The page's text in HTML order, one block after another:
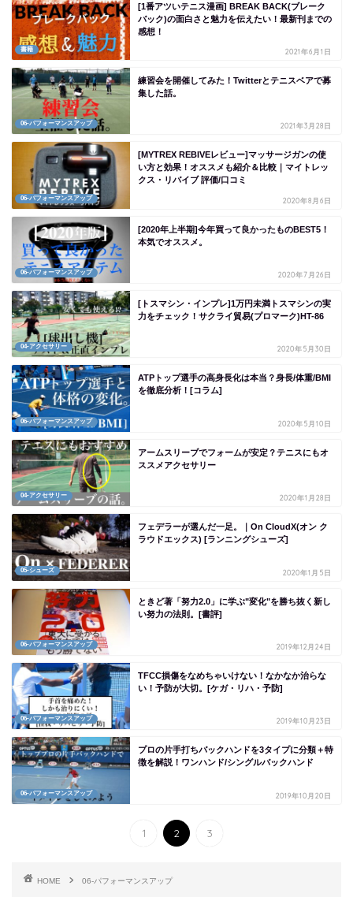
書籍
[1番アツいテニス漫画] BREAK BACK(ブレーク
バック)の面白さと魅力を伝えたい！最新刊までの
感想！
2021年6月1日
06-パフォーマンスアップ
練習会を開催してみた！Twitterとテニスベアで募
集した話。
2021年3月28日
06-パフォーマンスアップ
[MYTREX REBIVEレビュー]マッサージガンの使
い方と効果！オススメも紹介＆比較｜マイトレッ
クス・リバイブ 評価/口コミ
2020年8月6日
06-パフォーマンスアップ
[2020年上半期]今年買って良かったものBEST5！
本気でオススメ。
2020年7月26日
04-アクセサリー
[トスマシン・インプレ]1万円未満トスマシンの実
力をチェック！サクライ貿易(プロマーク)HT-86
2020年5月30日
06-パフォーマンスアップ
ATPトップ選手の高身長化は本当？身長/体重/BMI
を徹底分析！[コラム]
2020年5月10日
04-アクセサリー
アームスリーブでフォームが安定？テニスにもオ
ススメアクセサリー
2020年1月28日
05-シューズ
フェデラーが選んだ一足。｜On CloudX(オン ク
ラウドエックス) [ランニングシューズ]
2020年1月5日
06-パフォーマンスアップ
ときど著「努力2.0」に学ぶ"変化"を勝ち抜く新し
い努力の法則。[書評]
2019年12月24日
06-パフォーマンスアップ
TFCC損傷をなめちゃいけない！なかなか治らな
い！予防が大切。[ケガ・リハ・予防]
2019年10月23日
06-パフォーマンスアップ
プロの片手打ちバックハンドを3タイプに分類＋特
徴を解説！ワンハンド/シングルバックハンド
2019年10月20日
1 2 3
HOME 06-パフォーマンスアップ